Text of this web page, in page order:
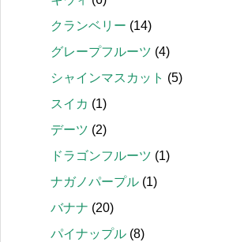
クランベリー (14)
グレープフルーツ (4)
シャインマスカット (5)
スイカ (1)
デーツ (2)
ドラゴンフルーツ (1)
ナガノパープル (1)
バナナ (20)
パイナップル (8)